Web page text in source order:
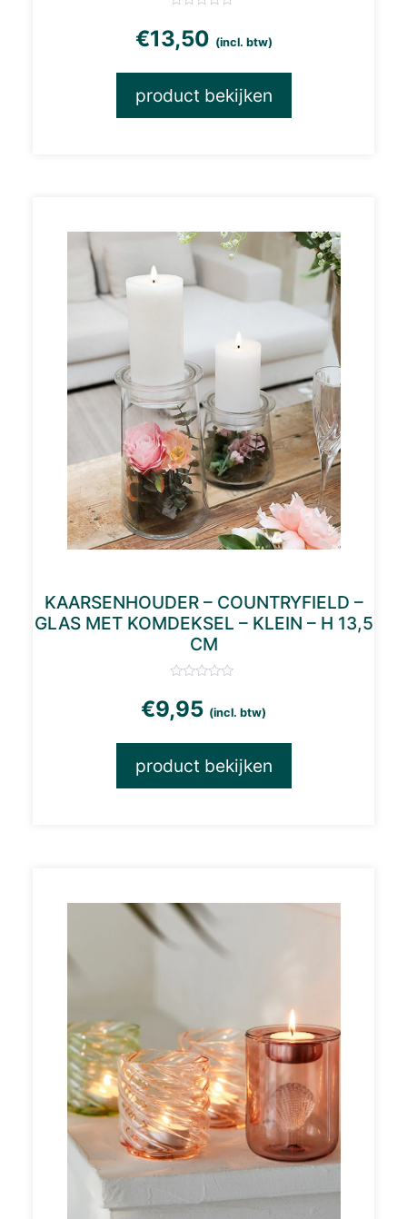
€13,50 (incl. btw)
product bekijken
KAARSENHOUDER – COUNTRYFIELD –
GLAS MET KOMDEKSEL – KLEIN – H 13,5
CM
€9,95 (incl. btw)
product bekijken